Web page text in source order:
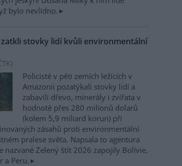
bylo nevlídno.
stovky lidí kvůli environmentální
)
Policisté v pěti zemích ležících v
Amazonii pozatýkali stovky lidí a
zabavili dřevo, minerály i zvířata v
hodnotě přes 280 milionů dolarů
(kolem 5,9 miliard korun) při
zásahů proti environmentální
pralese světa. Napsala to agentura
nazvané Zelený štít 2026 zapojily Bolívie,
a Peru.